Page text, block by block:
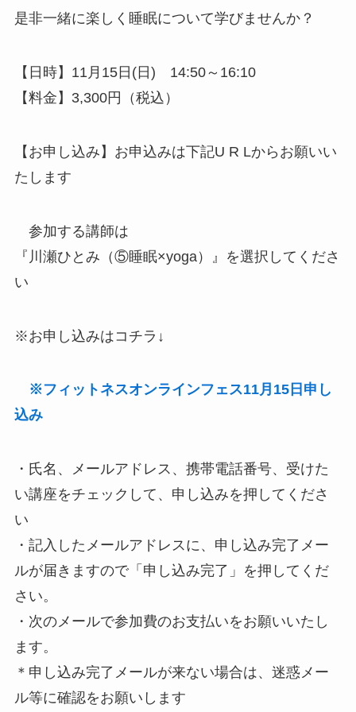
是非一緒に楽しく睡眠について学びませんか？
【日時】11月15日(日) 14:50～16:10
【料金】3,300円（税込）
【お申し込み】お申込みは下記U R Lからお願いい
たします
参加する講師は
『川瀬ひとみ（⑤睡眠×yoga）』を選択してくださ
い
※お申し込みはコチラ↓
※フィットネスオンラインフェス11月15日申し
込み
・氏名、メールアドレス、携帯電話番号、受けた
い講座をチェックして、申し込みを押してくださ
い
・記入したメールアドレスに、申し込み完了メー
ルが届きますので「申し込み完了」を押してくだ
さい。
・次のメールで参加費のお支払いをお願いいたし
ます。
＊申し込み完了メールが来ない場合は、迷惑メー
ル等に確認をお願いします